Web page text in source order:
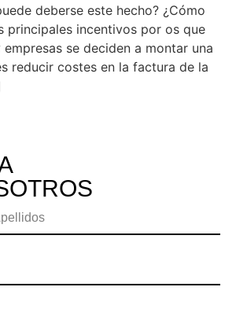
deberse este hecho? ¿Cómo
principales incentivos por os que
se deciden a montar una
reducir costes en la factura de la